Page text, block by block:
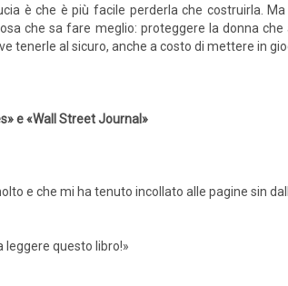
è che è più facile perderla che costruirla.
che sa fare meglio: proteggere la donna che
tenerle al sicuro, anche a costo di mettere in
e «Wall Street Journal»
e che mi ha tenuto incollato alle pagine sin
leggere questo libro!»